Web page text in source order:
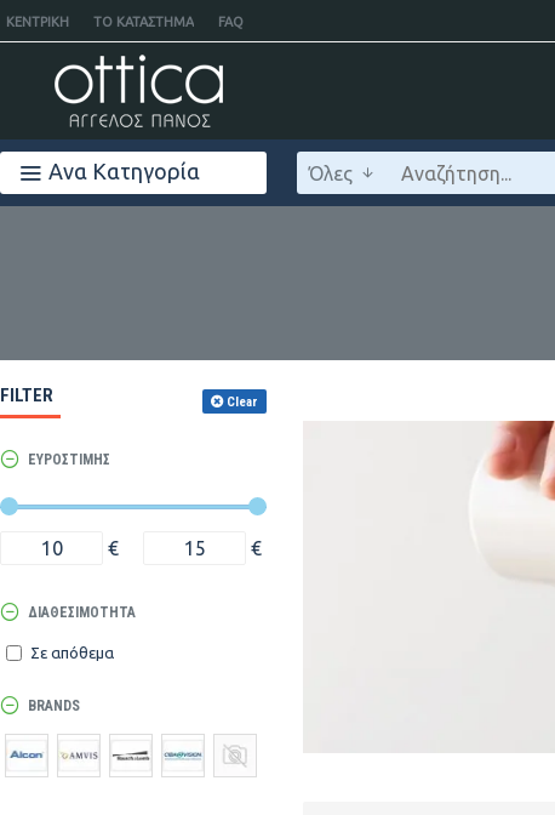
ΚΕΝΤΡΙΚΉ ΤΟ ΚΑΤΆΣΤΗΜΑ FAQ
Ανα Κατηγορία Όλες
FILTER Clear
ΕΎΡΟΣΤΙΜΉΣ
€ €
BRANDS
ΔΙΑΘΕΣΙΜΌΤΗΤΑ
Σε απόθεμα